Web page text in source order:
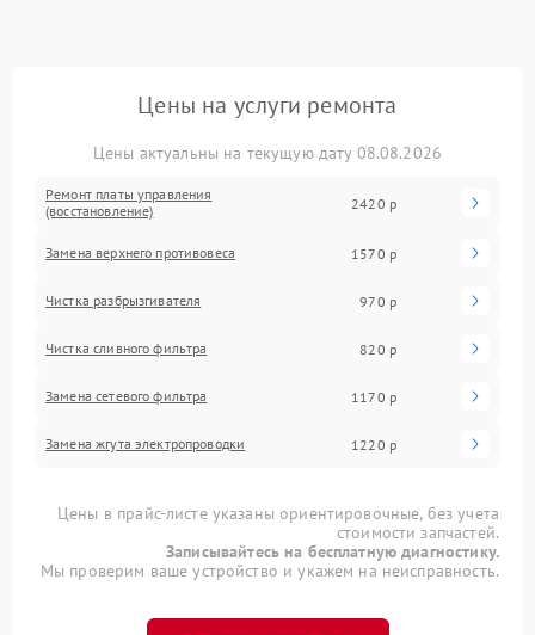
Цены на услуги ремонта
Цены актуальны на текущую дату 08.08.2026
Ремонт платы управления
(восстановление)
2420 р
Замена верхнего противовеса 1570 р
Чистка разбрызгивателя 970 р
Чистка сливного фильтра 820 р
Замена сетевого фильтра 1170 р
Замена жгута электропроводки 1220 р
Цены в прайс-листе указаны ориентировочные, без учета
стоимости запчастей.
Записывайтесь на бесплатную диагностику.
Мы проверим ваше устройство и укажем на неисправность.